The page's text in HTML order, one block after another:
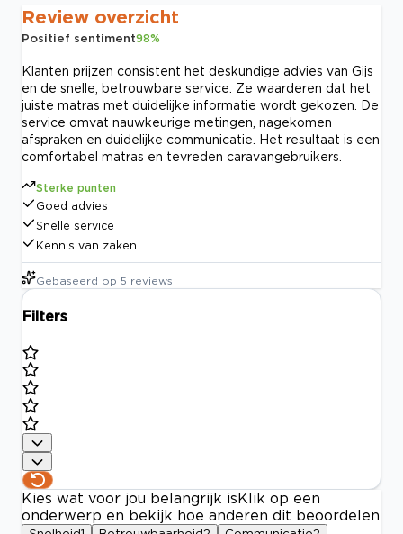
Review overzicht
Positief sentiment98%
Klanten prijzen consistent het deskundige advies van Gijs
en de snelle, betrouwbare service. Ze waarderen dat het
juiste matras met duidelijke informatie wordt gekozen. De
service omvat nauwkeurige metingen, nagekomen
afspraken en duidelijke communicatie. Het resultaat is een
comfortabel matras en tevreden caravangebruikers.
Sterke punten
Goed advies
Snelle service
Kennis van zaken
Gebaseerd op 5 reviews
Filters
Kies wat voor jou belangrijk is Klik op een
onderwerp en bekijk hoe anderen dit beoordelen